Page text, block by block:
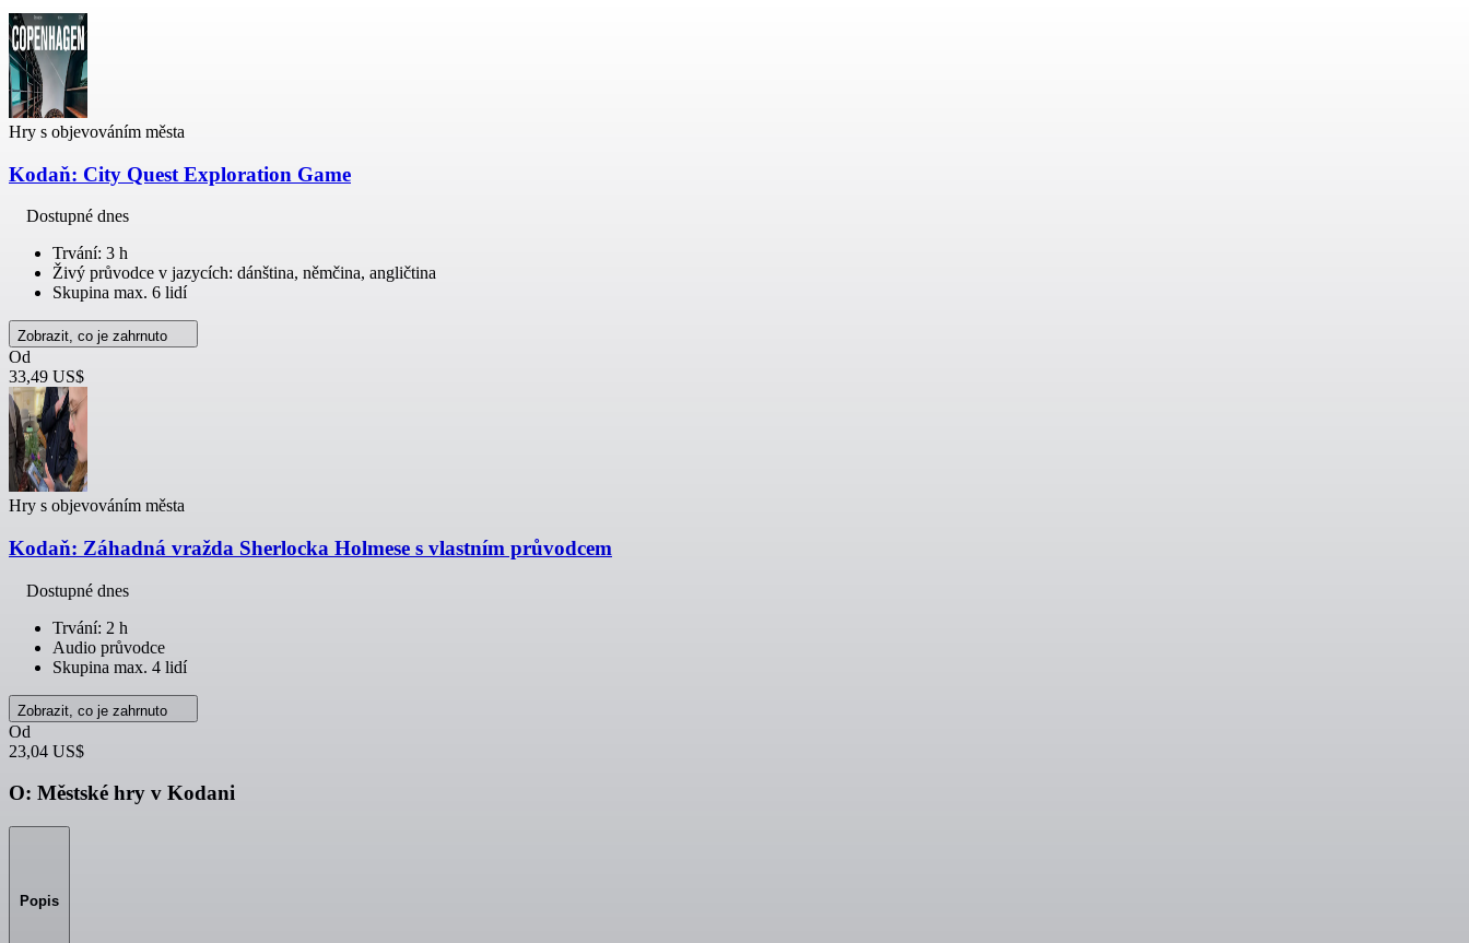
Hry s objevováním města
Kodaň: City Quest Exploration Game
Dostupné dnes
Trvání: 3 h
Živý průvodce v jazycích: dánština, němčina, angličtina
Skupina max. 6 lidí
Zobrazit, co je zahrnuto
Od
33,49 US$
Hry s objevováním města
Kodaň: Záhadná vražda Sherlocka Holmese s vlastním průvodcem
Dostupné dnes
Trvání: 2 h
Audio průvodce
Skupina max. 4 lidí
Zobrazit, co je zahrnuto
Od
23,04 US$
O: Městské hry v Kodani
Popis